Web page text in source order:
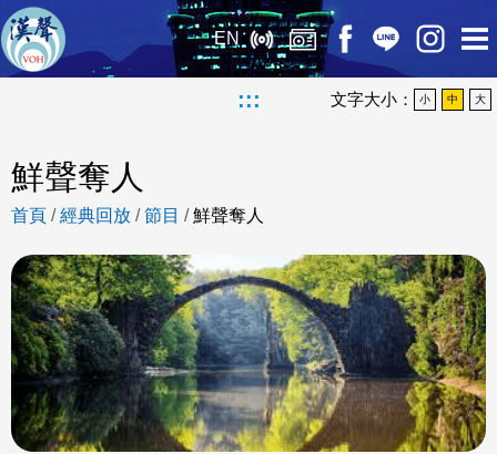
EN
::: 文字大小： 小 中 大
鮮聲奪人
首頁 /經典回放 /節目 /鮮聲奪人